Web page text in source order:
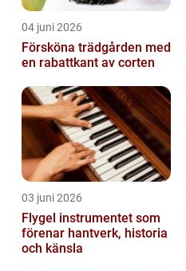
04 juni 2026
Försköna trädgården med
en rabattkant av corten
03 juni 2026
Flygel instrumentet som
förenar hantverk, historia
och känsla